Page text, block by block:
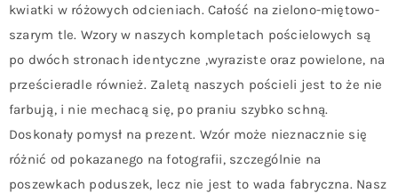
kwiatki w różowych odcieniach. Całość na zielono-miętowo-
szarym tle. Wzory w naszych kompletach pościelowych są
po dwóch stronach identyczne ,wyraziste oraz powielone, na
prześcieradle również. Zaletą naszych pościeli jest to że nie
farbują, i nie mechacą się, po praniu szybko schną.
Doskonały pomysł na prezent. Wzór może nieznacznie się
różnić od pokazanego na fotografii, szczególnie na
poszewkach poduszek, lecz nie jest to wada fabryczna. Nasz